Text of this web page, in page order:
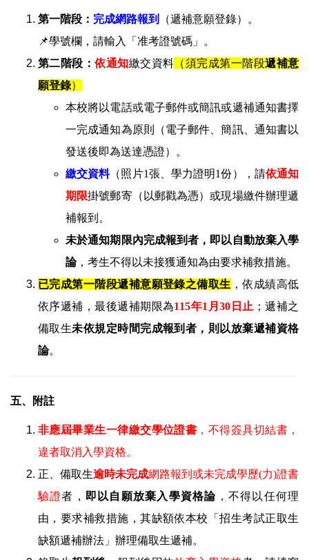
第一階段： 完成網路報到
（遞補意願登錄）。
📌學號欄，請輸入「准考證號碼」。
第二階段：依通知繳交資料 （須完成第一階段遞補意
願登錄）
本校將以電話或電子郵件或簡訊或遞補通知書擇
一完成通知為原則（電子郵件、簡訊、通知書以
發送後即為送達憑證）。
繳交資料（照片1張、學力證明1份），請依通知
期限掛號郵寄（以郵戳為憑）或現場繳件辦理遞
補報到。
未於通知期限內完成報到者，即以自動放棄入學
論，考生不得以未接獲通知為由要求補救措施。
已完成第一階段遞補意願登錄之備取生 ，依成績高低
依序遞補，最後遞補期限為115年1月30日止 ；遞補之
備取生未依規定時間完成報到者，則以放棄遞補資格
論。
五、附註
非應屆畢業生一律繳交學位證書 ，不得簽具切結書，
違者取消入學資格。
正、備取生逾時未完成網路報到或未完成學歷(力)證書
驗證者， 即以自願放棄入學資格論 ，不得以任何理
由，要求補救措施，其缺額依本校「招生考試正取生
缺額遞補辦法」辦理備取生遞補。